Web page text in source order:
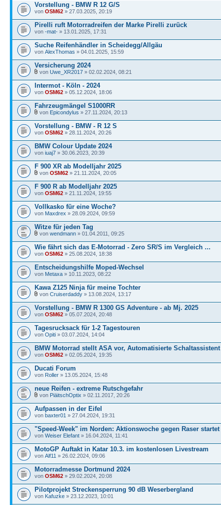
Vorstellung - BMW R 12 G/S
von OSM62 » 27.03.2025, 20:19
Pirelli ruft Motorradreifen der Marke Pirelli zurück
von -mat- » 13.01.2025, 17:31
Suche Reifenhändler in Scheidegg/Allgäu
von AlexThomas » 04.01.2025, 15:59
Versicherung 2024
von Uwe_XR2017 » 02.02.2024, 08:21
Intermot - Köln - 2024
von OSM62 » 05.12.2024, 18:06
Fahrzeugmängel S1000RR
von Epicondylus » 27.11.2024, 20:13
Vorstellung - BMW - R 12 S
von OSM62 » 28.11.2024, 20:26
BMW Colour Update 2024
von iuaj7 » 30.06.2023, 20:39
F 900 XR ab Modelljahr 2025
von OSM62 » 21.11.2024, 20:05
F 900 R ab Modelljahr 2025
von OSM62 » 21.11.2024, 19:55
Vollkasko für eine Woche?
von Maxdrex » 28.09.2024, 09:59
Witze für jeden Tag
von wendmann » 01.04.2011, 09:25
Wie fährt sich das E-Motorrad - Zero SR/S im Vergleich ...
von OSM62 » 25.08.2024, 18:38
Entscheidungshilfe Moped-Wechsel
von Metaxa » 10.11.2023, 08:22
Kawa Z125 Ninja für meine Tochter
von Cruiserdaddy » 13.08.2024, 13:17
Vorstellung - BMW R 1300 GS Adventure - ab Mj. 2025
von OSM62 » 05.07.2024, 20:48
Tagesrucksack für 1-2 Tagestouren
von Opiti » 03.07.2024, 14:04
BMW Motorrad stellt ASA vor, Automatisierte Schaltassistent
von OSM62 » 02.05.2024, 19:35
Ducati Forum
von Roller » 13.05.2024, 15:48
neue Reifen - extreme Rutschgefahr
von PiäitschOptix » 02.11.2017, 20:26
Aufpassen in der Eifel
von baxter01 » 27.04.2024, 19:31
"Speed-Week" im Norden: Aktionswoche gegen Raser startet
von Weiser Elefant » 16.04.2024, 11:41
MotoGP Auftakt in Katar 10.3. im kostenlosen Livestream
von Alf11 » 26.02.2024, 09:06
Motorradmesse Dortmund 2024
von OSM62 » 29.02.2024, 20:08
Pilotprojekt Streckensperrung 90 dB Weserbergland
von Kafuzke » 23.12.2023, 10:01